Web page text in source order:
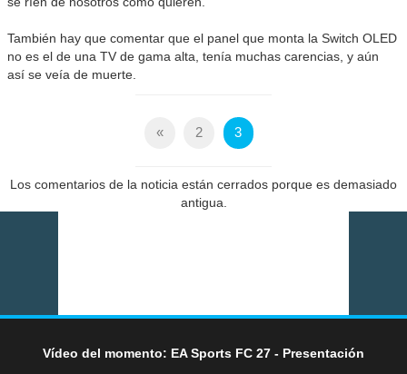
También hay que comentar que el panel que monta la Switch OLED
no es el de una TV de gama alta, tenía muchas carencias, y aún
así se veía de muerte.
« 2 3
Los comentarios de la noticia están cerrados porque es demasiado
antigua.
Vídeo del momento: EA Sports FC 27 - Presentación